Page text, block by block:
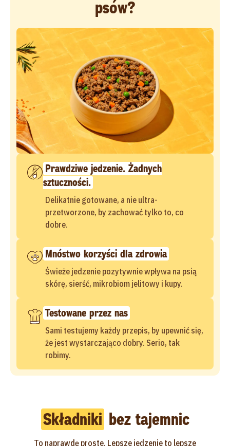
psów?
Prawdziwe jedzenie. Żadnych
sztuczności.
Delikatnie gotowane, a nie ultra-
przetworzone, by zachować tylko to, co
dobre.
Mnóstwo korzyści dla zdrowia
Świeże jedzenie pozytywnie wpływa na psią
skórę, sierść, mikrobiom jelitowy i kupy.
Testowane przez nas
Sami testujemy każdy przepis, by upewnić się,
że jest wystarczająco dobry. Serio, tak
robimy.
Składniki bez tajemnic
To naprawdę proste. Lepsze jedzenie to lepsze